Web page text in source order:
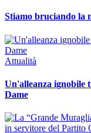
Stiamo bruciando la
Attualità
Un'alleanza ignobile
Dame